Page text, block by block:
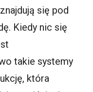
się pod
Kiedy nic się
takie systemy
która